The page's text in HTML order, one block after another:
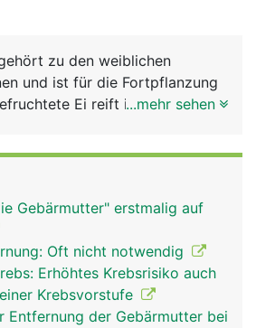
zu den weiblichen
und ist für die Fortpflanzung
Ei reift in der...mehr sehen
Gebärmutter" erstmalig auf
Oft nicht notwendig
Erhöhtes Krebsrisiko auch
Krebsvorstufe
Entfernung der Gebärmutter bei